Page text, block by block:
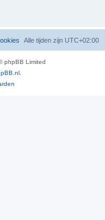
Alle tijden zijn UTC+02:00
phpBB Limited